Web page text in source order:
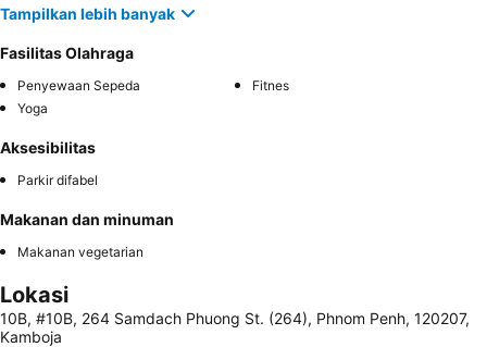
Tampilkan lebih banyak
Fasilitas Olahraga
Penyewaan Sepeda
Fitnes
Yoga
Aksesibilitas
Parkir difabel
Makanan dan minuman
Makanan vegetarian
Lokasi
10B, #10B, 264 Samdach Phuong St. (264), Phnom Penh, 120207,
Kamboja